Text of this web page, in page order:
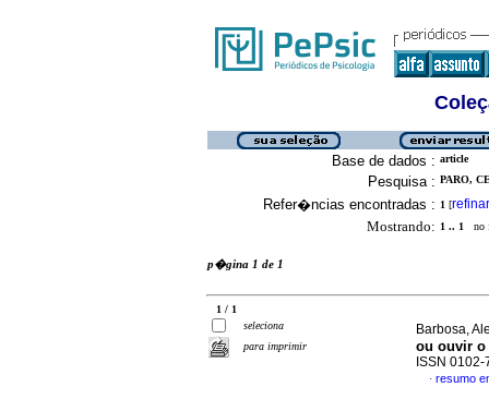
Base de dados : article
Pesquisa : PARO,
Refer�ncias encontradas : 1 [refinar
Mostrando: 1 .. 1 no
p�gina 1 de 1
1 / 1
seleciona
para imprimir
Barbosa,
ou ouvir o
ISSN 0102-
· resumo